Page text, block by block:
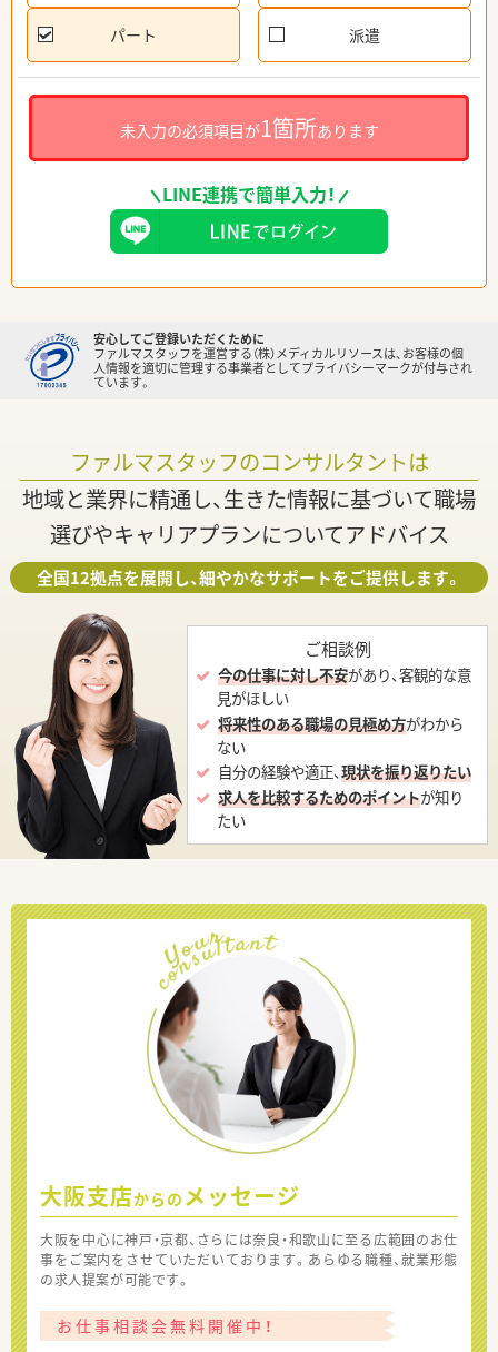
パート 派遣
未入力の必須項目が1箇所あります
LINE連携で簡単入力！
安心してご登録いただくために
ファルマスタッフを運営する（株）メディカルリソースは、お客様の個
人情報を適切に管理する事業者としてプライバシーマークが付与され
ています。
ファルマスタッフのコンサルタントは
地域と業界に精通し、生きた情報に基づいて職場
選びやキャリアプランについてアドバイス
全国12拠点を展開し、細やかなサポートをご提供します。
ご相談例
今の仕事に対し不安があり、客観的な意
見がほしい
将来性のある職場の見極め方がわから
ない
自分の経験や適正、現状を振り返りたい
求人を比較するためのポイントが知り
たい
大阪支店からの メッセージ
大阪を中心に神戸・京都、さらには奈良・和歌山に至る広範囲のお仕
事をご案内をさせていただいております。あらゆる職種、就業形態
の求人提案が可能です。
お仕事相談会無料開催中！